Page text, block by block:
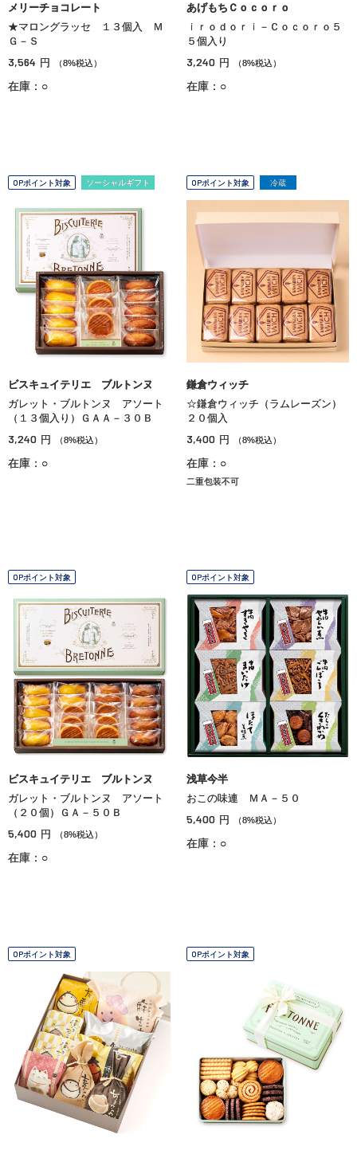
メリーチョコレート
★マロングラッセ １３個入 Ｍ
Ｇ－Ｓ
3,564 円 （8%税込）
在庫：○
あげもちＣｏｃｏｒｏ
ｉｒｏｄｏｒｉ－Ｃｏｃｏｒｏ５
５個入り
3,240 円 （8%税込）
在庫：○
OPポイント対象 ソーシャルギフト
ビスキュイテリエ ブルトンヌ
ガレット・ブルトンヌ アソート
（１３個入り）ＧＡＡ－３０Ｂ
3,240 円 （8%税込）
在庫：○
OPポイント対象 冷蔵
鎌倉ウィッチ
☆鎌倉ウィッチ（ラムレーズン）
２０個入
3,400 円 （8%税込）
在庫：○
二重包装不可
OPポイント対象
ビスキュイテリエ ブルトンヌ
ガレット・ブルトンヌ アソート
（２０個）ＧＡ－５０Ｂ
5,400 円 （8%税込）
在庫：○
OPポイント対象
浅草今半
おこの味連 ＭＡ－５０
5,400 円 （8%税込）
在庫：○
OPポイント対象 OPポイント対象